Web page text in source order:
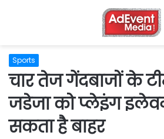
Sports
चार तेज गेंदबाजों के
जडेजा को प्लेइंग
सकता है बाहर